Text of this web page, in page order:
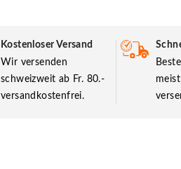
Kostenloser Versand
Wir versenden
schweizweit ab Fr. 80.-
versandkostenfrei.